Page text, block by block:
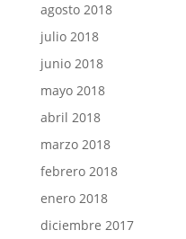
agosto 2018
julio 2018
junio 2018
mayo 2018
abril 2018
marzo 2018
febrero 2018
enero 2018
diciembre 2017